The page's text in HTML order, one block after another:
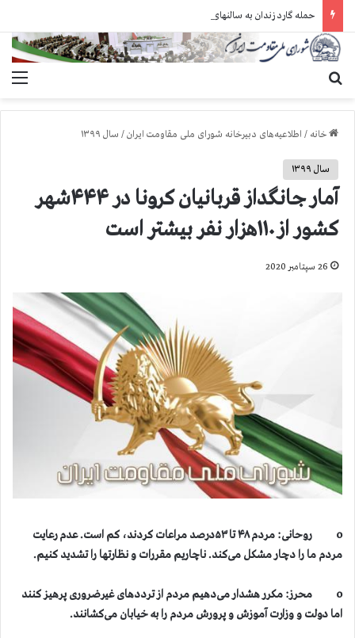
خانه / اطلاعیه‌های دبیرخانه شورای ملی مقاومت ایران/ سال ۱۳۹۹
سال ۱۳۹۹
آمار جانگداز قربانیان کرونا در ۴۴۴شهر
کشور از ۱۱۰هزار نفر بیشتر است
26 سپتامبر 2020
o روحانی: مردم ۴۸ تا ۵۳درصد مراعات کردند، کم است. عدم رعایت
مردم ما را دچار مشکل می‌کند. ناچاریم مقررات و نظارتها را تشدید کنیم.
o محرز: مکرر هشدار می‌دهیم مردم از ترددهای غیرضروری پرهیز کنند
اما دولت و وزارت آموزش و پرورش مردم را به خیابان می‌کشانند.